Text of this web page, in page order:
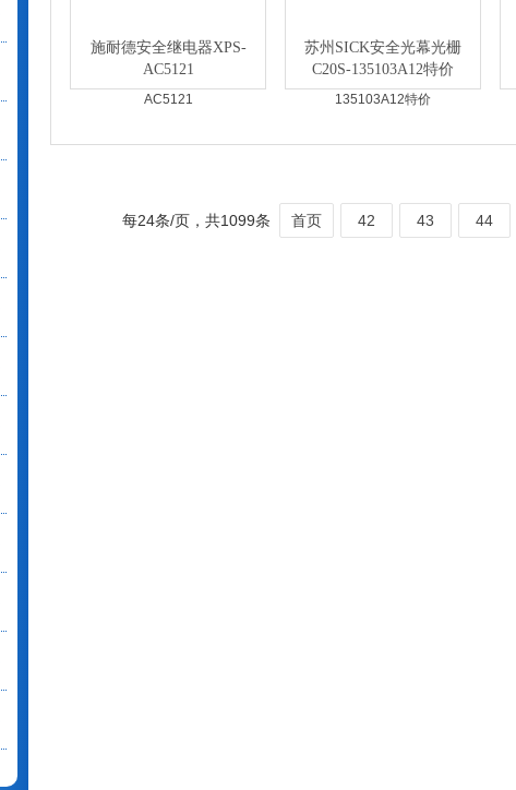
施耐德安全继电器XPS-
AC5121
苏州SICK安全光幕光栅
C20S-135103A12特价
每24条/页，共1099条 首页 42 43 44